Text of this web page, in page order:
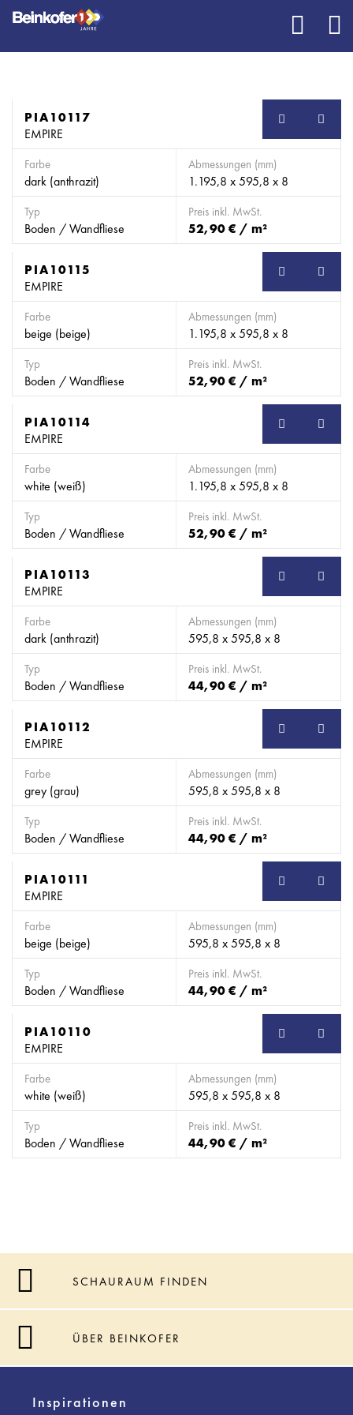
PIA10117
EMPIRE
Farbe
dark (anthrazit)
Abmessungen (mm)
1.195,8 x 595,8 x 8
Typ
Boden / Wandfliese
Preis inkl. MwSt.
52,90 € / m²
PIA10115
EMPIRE
Farbe
beige (beige)
Abmessungen (mm)
1.195,8 x 595,8 x 8
Typ
Boden / Wandfliese
Preis inkl. MwSt.
52,90 € / m²
PIA10114
EMPIRE
Farbe
white (weiß)
Abmessungen (mm)
1.195,8 x 595,8 x 8
Typ
Boden / Wandfliese
Preis inkl. MwSt.
52,90 € / m²
PIA10113
EMPIRE
Farbe
dark (anthrazit)
Abmessungen (mm)
595,8 x 595,8 x 8
Typ
Boden / Wandfliese
Preis inkl. MwSt.
44,90 € / m²
PIA10112
EMPIRE
Farbe
grey (grau)
Abmessungen (mm)
595,8 x 595,8 x 8
Typ
Boden / Wandfliese
Preis inkl. MwSt.
44,90 € / m²
PIA10111
EMPIRE
Farbe
beige (beige)
Abmessungen (mm)
595,8 x 595,8 x 8
Typ
Boden / Wandfliese
Preis inkl. MwSt.
44,90 € / m²
PIA10110
EMPIRE
Farbe
white (weiß)
Abmessungen (mm)
595,8 x 595,8 x 8
Typ
Boden / Wandfliese
Preis inkl. MwSt.
44,90 € / m²
SCHAURAUM FINDEN
ÜBER BEINKOFER
Inspirationen